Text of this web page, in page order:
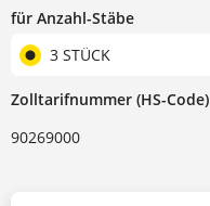
für Anzahl-Stäbe
3 STÜCK
Zolltarifnummer (HS-Code)
90269000